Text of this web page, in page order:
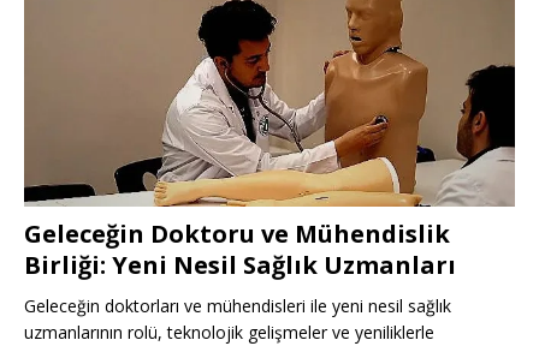
Geleceğin Doktoru ve Mühendislik
Birliği: Yeni Nesil Sağlık Uzmanları
Geleceğin doktorları ve mühendisleri ile yeni nesil sağlık
uzmanlarının rolü, teknolojik gelişmeler ve yeniliklerle